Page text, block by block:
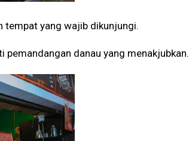
tempat yang wajib dikunjungi.
danau yang menakjubkan.